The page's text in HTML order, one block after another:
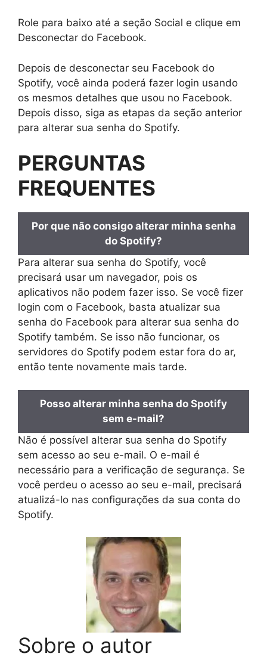
Role para baixo até a seção Social e clique em
Desconectar do Facebook.
Depois de desconectar seu Facebook do
Spotify, você ainda poderá fazer login usando
os mesmos detalhes que usou no Facebook.
Depois disso, siga as etapas da seção anterior
para alterar sua senha do Spotify.
PERGUNTAS
FREQUENTES
Por que não consigo alterar minha senha
do Spotify?
Para alterar sua senha do Spotify, você
precisará usar um navegador, pois os
aplicativos não podem fazer isso. Se você fizer
login com o Facebook, basta atualizar sua
senha do Facebook para alterar sua senha do
Spotify também. Se isso não funcionar, os
servidores do Spotify podem estar fora do ar,
então tente novamente mais tarde.
Posso alterar minha senha do Spotify
sem e-mail?
Não é possível alterar sua senha do Spotify
sem acesso ao seu e-mail. O e-mail é
necessário para a verificação de segurança. Se
você perdeu o acesso ao seu e-mail, precisará
atualizá-lo nas configurações da sua conta do
Spotify.
Sobre o autor